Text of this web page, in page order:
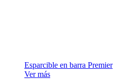
Esparcible en barra Premier
Ver más